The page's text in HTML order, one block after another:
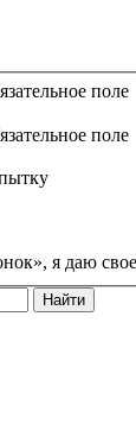
поле
поле
я даю
Найти